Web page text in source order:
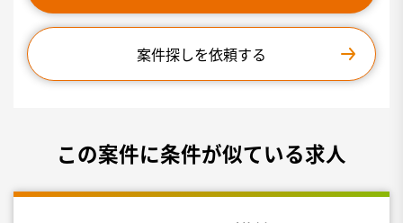
案件探しを依頼する
この案件に条件が似ている求人